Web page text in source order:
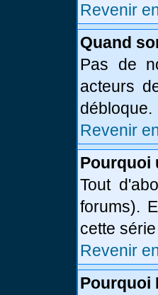
Revenir
Quand
Pas de
acteurs
débloque.
Revenir
Pourquoi
Tout
forums).
cette
Revenir
Pourquoi